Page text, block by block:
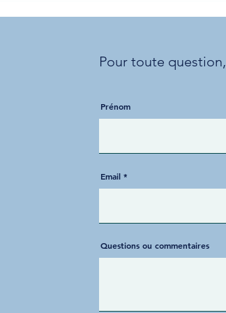
Pour toute question,
Prénom
Email
Questions ou commentaires